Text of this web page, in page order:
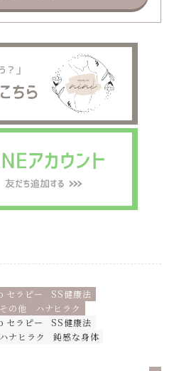
ラピー
SS健康法
その他
ハナヒラク
ラピー
SS健康法
ハナヒラク 鈍感な身体